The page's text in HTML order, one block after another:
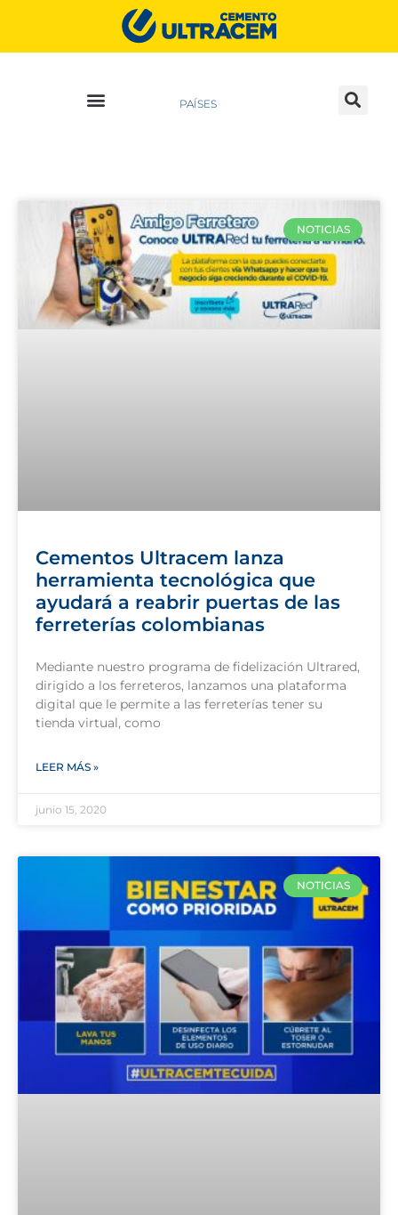
PAÍSES
NOTICIAS
Cementos Ultracem lanza
herramienta tecnológica que
ayudará a reabrir puertas de las
ferreterías colombianas
Mediante nuestro programa de fidelización Ultrared,
dirigido a los ferreteros, lanzamos una plataforma
digital que le permite a las ferreterías tener su
tienda virtual, como
LEER MÁS »
junio 15, 2020
NOTICIAS